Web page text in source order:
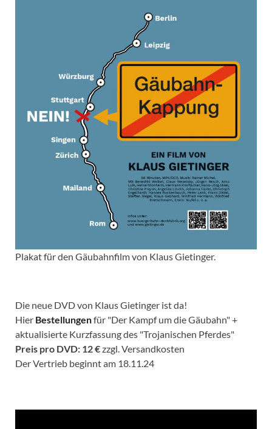
Plakat für den Gäubahnfilm von Klaus Gietinger.
Die neue DVD von Klaus Gietinger ist da!
Hier Bestellungenfür "Der Kampf um die Gäubahn" +
aktualisierte Kurzfassung des "Trojanischen Pferdes"
Preis pro DVD: 12 €zzgl. Versandkosten
Der Vertrieb beginnt am 18.11.24